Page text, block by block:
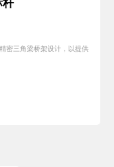
杆
密三角梁桥架设计，以提供